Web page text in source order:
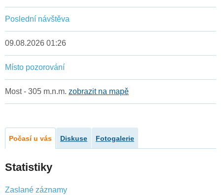
Poslední návštěva
09.08.2026 01:26
Místo pozorování
Most - 305 m.n.m. zobrazit na mapě
Počasí u vás Diskuse Fotogalerie
Statistiky
Zaslané záznamy